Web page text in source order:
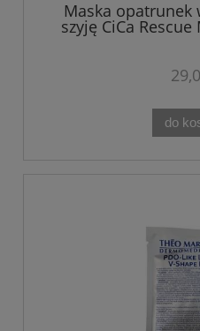
Maska opatrunek
szyję CiCa
do